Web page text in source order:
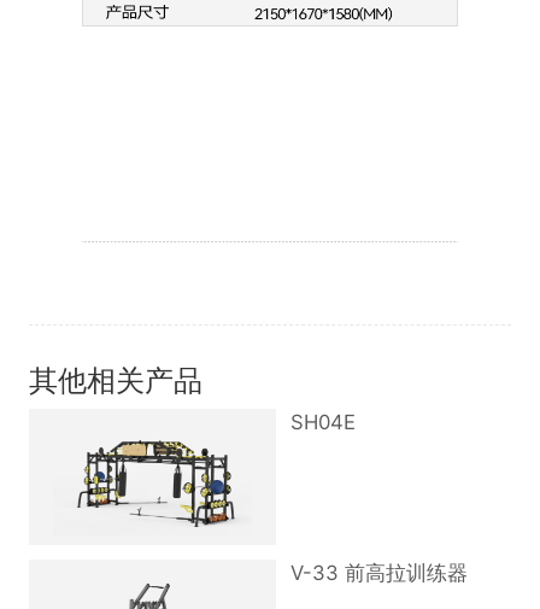
其他相关产品
SH04E
V-33 前高拉训练器